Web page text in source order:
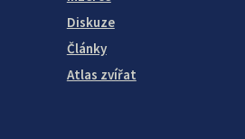
Diskuze
Články
Atlas zvířat